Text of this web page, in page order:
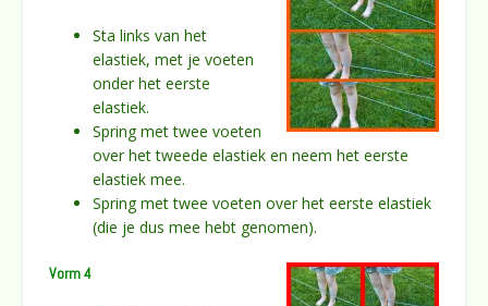
Sta links van het
elastiek, met je voeten
onder het eerste
elastiek.
Spring met twee voeten
over het tweede elastiek en neem het eerste
elastiek mee.
Spring met twee voeten over het eerste elastiek
(die je dus mee hebt genomen).
Vorm 4